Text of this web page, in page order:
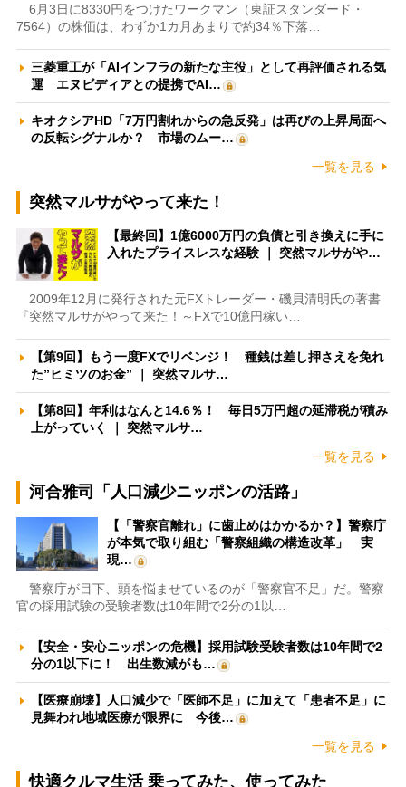
6月3日に8330円をつけたワークマン（東証スタンダード・
7564）の株価は、わずか1カ月あまりで約34％下落…
三菱重工が「AIインフラの新たな主役」として再評価される気
運 エヌビディアとの提携でAI…
キオクシアHD「7万円割れからの急反発」は再びの上昇局面へ
の反転シグナルか？ 市場のムー…
一覧を見る
突然マルサがやって来た！
【最終回】1億6000万円の負債と引き換えに手に
入れたプライスレスな経験 ｜ 突然マルサがや…
2009年12月に発行された元FXトレーダー・磯貝清明氏の著書
『突然マルサがやって来た！～FXで10億円稼い…
【第9回】もう一度FXでリベンジ！ 種銭は差し押さえを免れ
た”ヒミツのお金” ｜ 突然マルサ…
【第8回】年利はなんと14.6％！ 毎日5万円超の延滞税が積み
上がっていく ｜ 突然マルサ…
一覧を見る
河合雅司「人口減少ニッポンの活路」
【「警察官離れ」に歯止めはかかるか？】警察庁
が本気で取り組む「警察組織の構造改革」 実
現…
警察庁が目下、頭を悩ませているのが「警察官不足」だ。警察
官の採用試験の受験者数は10年間で2分の1以…
【安全・安心ニッポンの危機】採用試験受験者数は10年間で2
分の1以下に！ 出生数減がも…
【医療崩壊】人口減少で「医師不足」に加えて「患者不足」に
見舞われ地域医療が限界に 今後…
一覧を見る
快適クルマ生活 乗ってみた、使ってみた